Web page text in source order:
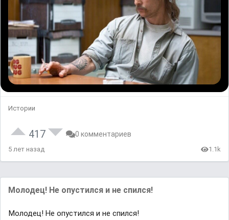
Истории
417 0 комментариев
5 лет назад 1.1k
Молодец! Не опустился и не спился!
Молодец! Не опустился и не спился!